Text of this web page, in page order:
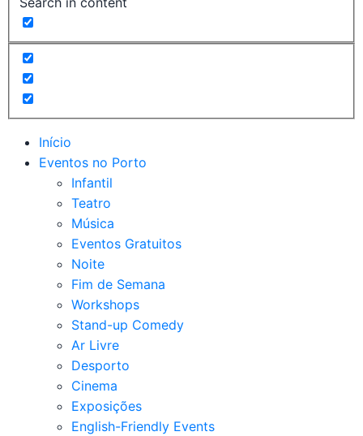
Início
Eventos no Porto
Infantil
Teatro
Música
Eventos Gratuitos
Noite
Fim de Semana
Workshops
Stand-up Comedy
Ar Livre
Desporto
Cinema
Exposições
English-Friendly Events